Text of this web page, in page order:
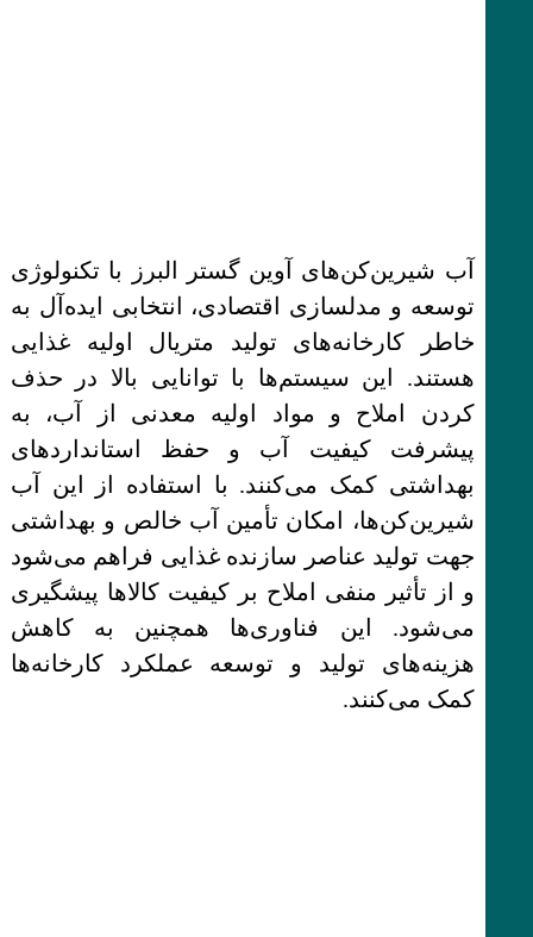
آب شیرین‌کن‌های آوین گستر البرز با تکنولوژی
توسعه و مدلسازی اقتصادی، انتخابی ایده‌آل به
خاطر کارخانه‌های تولید متریال اولیه غذایی
هستند. این سیستم‌ها با توانایی بالا در حذف
کردن املاح و مواد اولیه معدنی از آب، به
پیشرفت کیفیت آب و حفظ استانداردهای
بهداشتی کمک می‌کنند. با استفاده از این آب
شیرین‌کن‌ها، امکان تأمین آب خالص و بهداشتی
جهت تولید عناصر سازنده غذایی فراهم می‌شود
و از تأثیر منفی املاح بر کیفیت کالاها پیشگیری
می‌شود. این فناوری‌ها همچنین به کاهش
هزینه‌های تولید و توسعه عملکرد کارخانه‌ها
کمک می‌کنند.